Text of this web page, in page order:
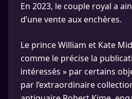
En 2023, le couple royal a
d’une vente aux enchères.
Le prince William et Kate
comme le précise la
intéressés » par certains
par l’extraordinaire